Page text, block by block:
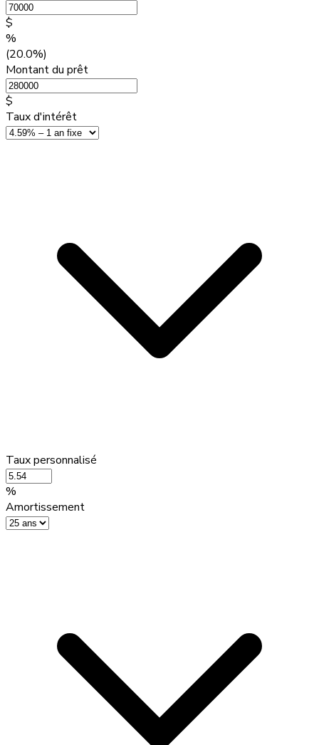
$
%
(20.0%)
Montant du prêt
$
Taux d'intérêt
Taux personnalisé
%
Amortissement